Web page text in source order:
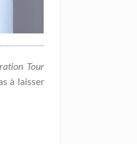
Tour
à laisser